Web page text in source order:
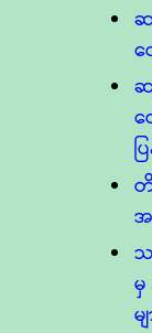
တ
ပ
တိ
သ
မ